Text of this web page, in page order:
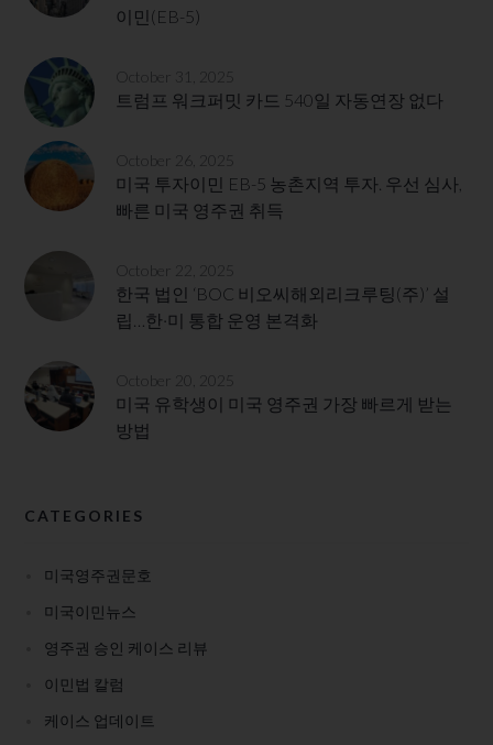
이민(EB-5)
October 31, 2025
트럼프 워크퍼밋 카드 540일 자동연장 없다
October 26, 2025
미국 투자이민 EB-5 농촌지역 투자. 우선 심사,
빠른 미국 영주권 취득
October 22, 2025
한국 법인 ‘BOC 비오씨해외리크루팅(주)’ 설
립…한·미 통합 운영 본격화
October 20, 2025
미국 유학생이 미국 영주권 가장 빠르게 받는
방법
CATEGORIES
미국영주권문호
미국이민뉴스
영주권 승인 케이스 리뷰
이민법 칼럼
케이스 업데이트